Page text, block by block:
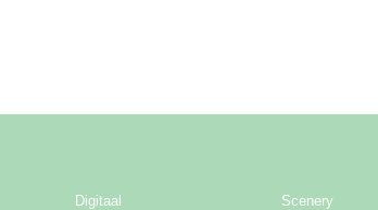
Digitaal
Scenery